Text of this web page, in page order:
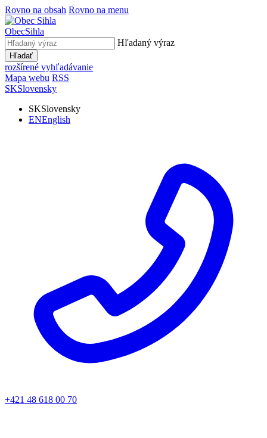
Rovno na obsah Rovno na menu
ObecSihla
Hľadaný výraz
Hľadať
rozšírené vyhľadávanie
Mapa webu RSS
SKSlovensky
SKSlovensky
ENEnglish
+421 48 618 00 70